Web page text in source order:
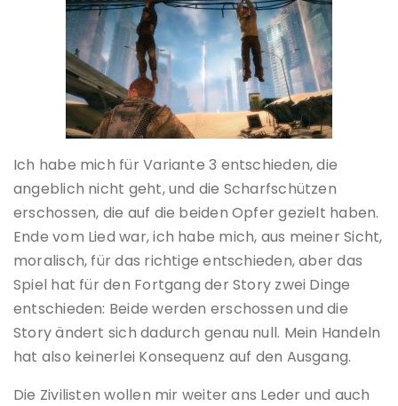
Ich habe mich für Variante 3 entschieden, die
angeblich nicht geht, und die Scharfschützen
erschossen, die auf die beiden Opfer gezielt haben.
Ende vom Lied war, ich habe mich, aus meiner Sicht,
moralisch, für das richtige entschieden, aber das
Spiel hat für den Fortgang der Story zwei Dinge
entschieden: Beide werden erschossen und die
Story ändert sich dadurch genau null. Mein Handeln
hat also keinerlei Konsequenz auf den Ausgang.
Die Zivilisten wollen mir weiter ans Leder und auch